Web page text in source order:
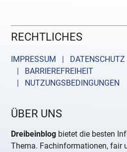
RECHTLICHES
IMPRESSUM |
| BARRIEREFREIHEIT
| NUTZUNGSBEDINGUNGEN
ÜBER UNS
Dreibeinblog bietet die besten
Thema. Fachinformationen, fair